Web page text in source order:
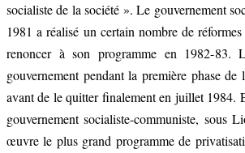
socialiste de la société ». Le gouvernement
1981 a réalisé un certain nombre de
renoncer à son programme en 1982-83.
gouvernement pendant la première phase de
avant de le quitter finalement en juillet 1984.
gouvernement socialiste-communiste, sous
œuvre le plus grand programme de